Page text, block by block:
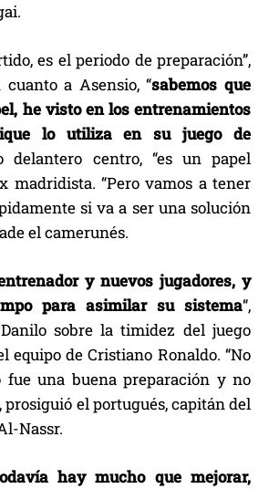
es el periodo de preparación”,
a Asensio, “sabemos que
he visto en los entrenamientos
lo utiliza en su juego de
delantero centro, “es un papel
madridista. “Pero vamos a tener
si va a ser una solución
el camerunés.
y nuevos jugadores, y
para asimilar su sistema“,
sobre la timidez del juego
equipo de Cristiano Ronaldo. “No
fue una buena preparación y no
prosiguió el portugués, capitán del
Nassr.
hay mucho que mejorar,